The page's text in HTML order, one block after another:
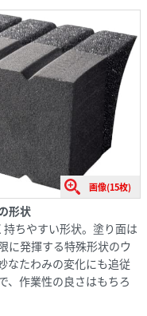
画像(15枚)
形状
ちやすい形状。塗り面は
に発揮する特殊形状のウ
なたわみの変化にも追従
、作業性の良さはもちろ